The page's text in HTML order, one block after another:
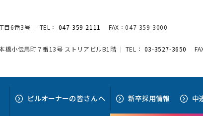
目6番3号 TEL： 047-359-2111
FAX：047-359-3000
橋小伝馬町７番13号 ストリアビルB1階 TEL： 03-3527-3650
ビルオーナーの皆さんへ 新卒採用情報 中